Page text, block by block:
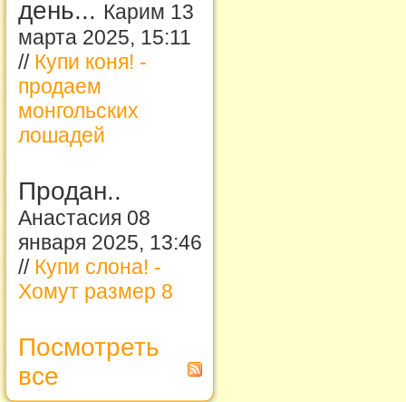
день... Карим 13
марта 2025, 15:11
// Купи коня! -
продаем
монгольских
лошадей
Продан..
Анастасия 08
января 2025, 13:46
// Купи слона! -
Хомут размер 8
Посмотреть
все